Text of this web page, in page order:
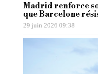
Madrid renforce
que Barcelone
29 juin 2026 09:38